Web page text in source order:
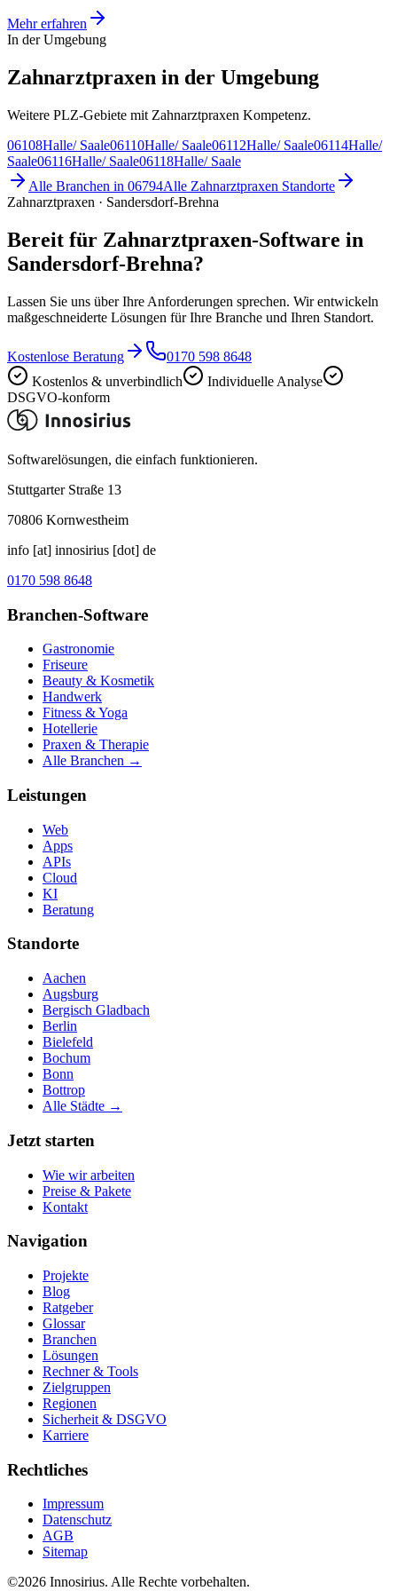
Mehr erfahren
In der Umgebung
Zahnarztpraxen in der Umgebung
Weitere PLZ-Gebiete mit Zahnarztpraxen Kompetenz.
06108Halle/ Saale06110Halle/ Saale06112Halle/ Saale06114Halle/
Saale06116Halle/ Saale06118Halle/ Saale
Alle Branchen in 06794Alle Zahnarztpraxen Standorte
Zahnarztpraxen · Sandersdorf-Brehna
Bereit für Zahnarztpraxen-Software in
Sandersdorf-Brehna?
Lassen Sie uns über Ihre Anforderungen sprechen. Wir entwickeln
maßgeschneiderte Lösungen für Ihre Branche und Ihren Standort.
Kostenlose Beratung
0170 598 8648
Kostenlos & unverbindlich
Individuelle Analyse
DSGVO-konform
Softwarelösungen, die einfach funktionieren.
Stuttgarter Straße 13
70806 Kornwestheim
info [at] innosirius [dot] de
0170 598 8648
Branchen-Software
Gastronomie
Friseure
Beauty & Kosmetik
Handwerk
Fitness & Yoga
Hotellerie
Praxen & Therapie
Alle Branchen →
Leistungen
Web
Apps
APIs
Cloud
KI
Beratung
Standorte
Aachen
Augsburg
Bergisch Gladbach
Berlin
Bielefeld
Bochum
Bonn
Bottrop
Alle Städte →
Jetzt starten
Wie wir arbeiten
Preise & Pakete
Kontakt
Navigation
Projekte
Blog
Ratgeber
Glossar
Branchen
Lösungen
Rechner & Tools
Zielgruppen
Regionen
Sicherheit & DSGVO
Karriere
Rechtliches
Impressum
Datenschutz
AGB
Sitemap
©2026 Innosirius. Alle Rechte vorbehalten.